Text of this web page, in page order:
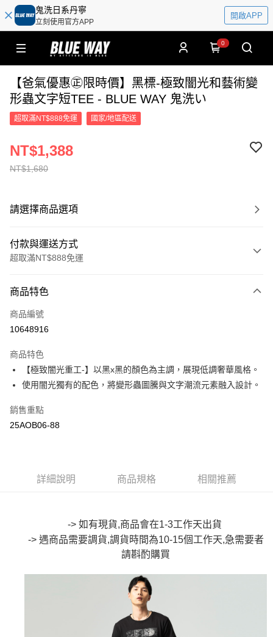
鬼洗日系丹寧
立刻使用官方APP
開啟APP
0
【爸氣優惠㊣限時價】黑標-極致闇光和藝術變
形蟲文字短TEE - BLUE WAY 鬼洗い
超取滿NT$888免運 國家/地區配送
NT$1,680
NT$1,388
請選擇商品選項
付款與運送方式
超取滿NT$888免運
信用卡一次付款
超商取貨付款
Apple Pay
街口支付
悠遊付
大哥付你分期
1.本服務由台灣大哥大提供，台灣大哥大用戶可立即使用無須另外申請。
2.付款方式選擇「大哥付你分期」，訂單成立後會自動跳轉到大哥付的交易
流程，驗證手機門號後，選擇欲分期的期數、繳款截止日，確認付款後即完
4.訂單成立30分鐘內，如未前往確認交易或遇審核未通過，訂單將自動取
消。如遇「轉專審核」未通過狀況，表示未達大哥付你分期系統評分，恕無
1.分期款項不併入電信帳單，「大哥付你分期」於每月結算日後寄送繳費提
相關說明
【關於「AFTEE先享後付」】
AFTEE先享後付是「在收到商品之後才付款」的支付方式。 讓您購物簡單
１．簡單：不需註冊會員、不需綁卡、不需儲值。
２．便利：只要手機號碼，簡訊認證，即可結帳。
３．安心：先確認商品／服務後，再付款。
【「AFTEE先享後付」結帳流程】
１．於結帳方式選擇「AFTEE先享後付」後，將跳轉至「AFTEE先享後付」
每筆NT$80，滿NT$888(含以上)免運費
商品特色
商品編號
10648916
商品特色
【極致闇光重工-】以黑x黑的顏色為主調，展現低調奢華風格。
使用闇光獨有的配色，將變形蟲圖騰與文字潮流元素融入設計。
銷售重點
25AOB06-88
詳細說明 商品規格 相關推薦
-> 如有現貨,商品會在1-3工作天出貨
-> 遇商品需要調貨,調貨時間為10-15個工作天,急需要者
請斟酌購買